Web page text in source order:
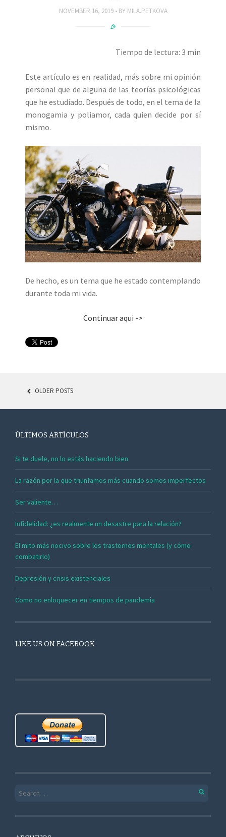
NOVEMBER 16, 2019 BY MILA.PETKOVA
Tiempo de lectura: 3 min
Este artículo es en realidad, más sobre mi opinión
personal que de alguna de las teorías psicológicas
que he estudiado. Después de todo, en el tema de la
monogamia y poliamor, cada quien decide por sí
mismo.
De hecho, es un tema que he estado contemplando
durante toda mi vida.
Continuar aqui ->
POSTS NAVIGATION
OLDER POSTS
ÚLTIMOS ARTÍCULOS
Si te duele, no lo estás haciendo bien
La razón por la que triunfamos más cuando somos imperfectos
Ser valiente…
Infidelidad: ¿es realmente un desastre para la relación?
El mito más nocivo sobre los trastornos mentales (y cómo
combatirlo)
Depresión y crisis existenciales
Como no enloquecer en tiempos de pandemia
LIKE US ON FACEBOOK
Search for: